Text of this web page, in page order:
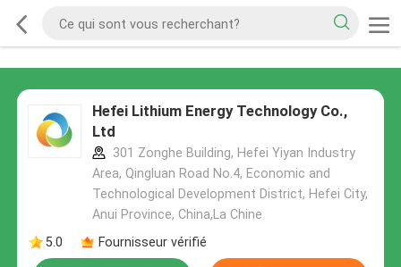
Hefei Lithium Energy Technology Co.,
Ltd
301 Zonghe Building, Hefei Yiyan Industry
Area, Qingluan Road No.4, Economic and
Technological Development District, Hefei City,
Anui Province, China,La Chine
5.0
Fournisseur vérifié